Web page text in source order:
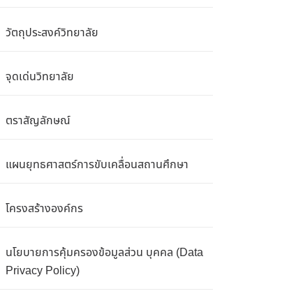
วัตถุประสงค์วิทยาลัย
จุดเด่นวิทยาลัย
ตราสัญลักษณ์
แผนยุทธศาสตร์การขับเคลื่อนสถานศึกษา
โครงสร้างองค์กร
นโยบายการคุ้มครองข้อมูลส่วน บุคคล (Data
Privacy Policy)